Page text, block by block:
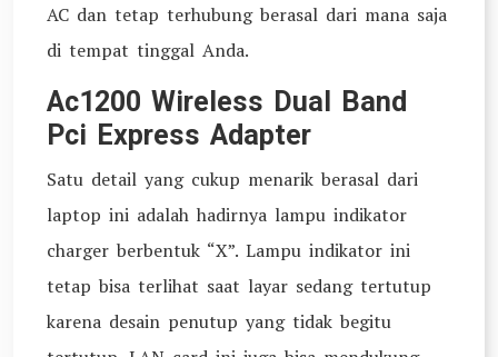
AC dan tetap terhubung berasal dari mana saja
di tempat tinggal Anda.
Ac1200 Wireless Dual Band
Pci Express Adapter
Satu detail yang cukup menarik berasal dari
laptop ini adalah hadirnya lampu indikator
charger berbentuk “X”. Lampu indikator ini
tetap bisa terlihat saat layar sedang tertutup
karena desain penutup yang tidak begitu